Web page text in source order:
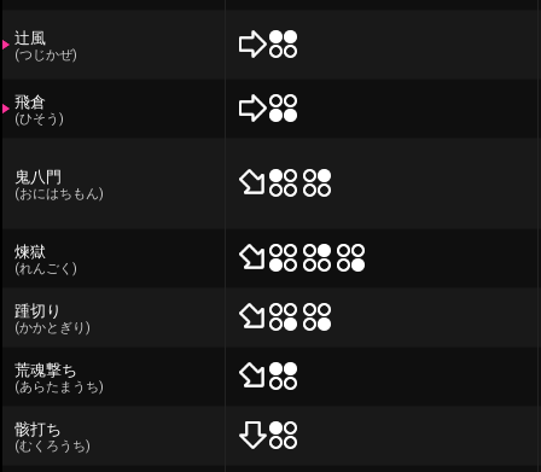
辻風
(つじかぜ)
飛倉
(ひそう)
鬼八門
(おにはちもん)
煉獄
(れんごく)
踵切り
(かかとぎり)
荒魂撃ち
(あらたまうち)
骸打ち
(むくろうち)